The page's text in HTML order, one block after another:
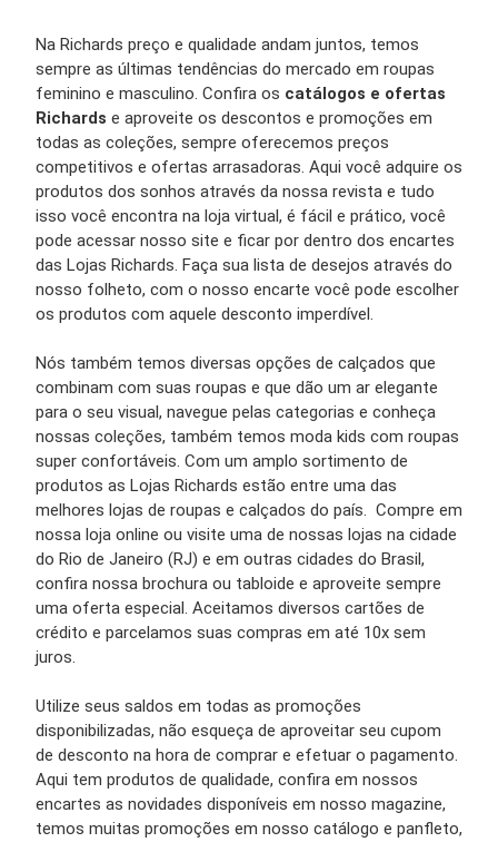
Na Richards preço e qualidade andam juntos, temos
sempre as últimas tendências do mercado em roupas
feminino e masculino. Confira os catálogos e ofertas
Richards e aproveite os descontos e promoções em
todas as coleções, sempre oferecemos preços
competitivos e ofertas arrasadoras. Aqui você adquire os
produtos dos sonhos através da nossa revista e tudo
isso você encontra na loja virtual, é fácil e prático, você
pode acessar nosso site e ficar por dentro dos encartes
das Lojas Richards. Faça sua lista de desejos através do
nosso folheto, com o nosso encarte você pode escolher
os produtos com aquele desconto imperdível.
Nós também temos diversas opções de calçados que
combinam com suas roupas e que dão um ar elegante
para o seu visual, navegue pelas categorias e conheça
nossas coleções, também temos moda kids com roupas
super confortáveis. Com um amplo sortimento de
produtos as Lojas Richards estão entre uma das
melhores lojas de roupas e calçados do país. Compre em
nossa loja online ou visite uma de nossas lojas na cidade
do Rio de Janeiro (RJ) e em outras cidades do Brasil,
confira nossa brochura ou tabloide e aproveite sempre
uma oferta especial. Aceitamos diversos cartões de
crédito e parcelamos suas compras em até 10x sem
juros.
Utilize seus saldos em todas as promoções
disponibilizadas, não esqueça de aproveitar seu cupom
de desconto na hora de comprar e efetuar o pagamento.
Aqui tem produtos de qualidade, confira em nossos
encartes as novidades disponíveis em nosso magazine,
temos muitas promoções em nosso catálogo e panfleto,